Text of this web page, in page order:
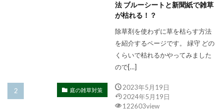
法 ブルーシートと新聞紙で雑草
が枯れる！？
除草剤を使わずに草を枯らす方法
を紹介するページです。 緑守 どの
くらいで枯れるかやってみました
ので[…]
庭の雑草対策
2023年5月19日
2024年5月19日
122603view